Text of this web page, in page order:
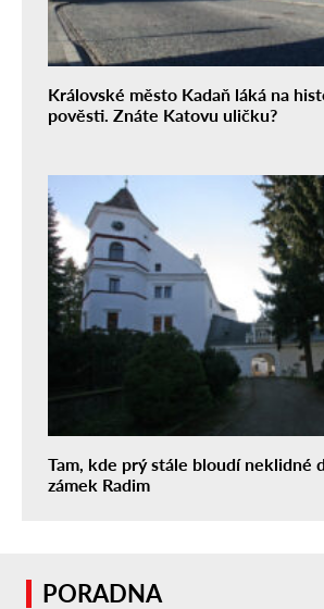
Královské město Kadaň láká na
pověsti. Znáte Katovu uličku?
Tam, kde prý stále bloudí neklidné
zámek Radim
PORADNA